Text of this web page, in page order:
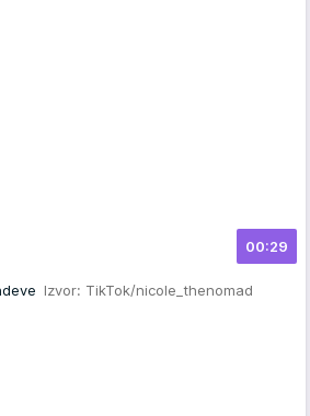
00:29
Izvor: TikTok/nicole_thenomad